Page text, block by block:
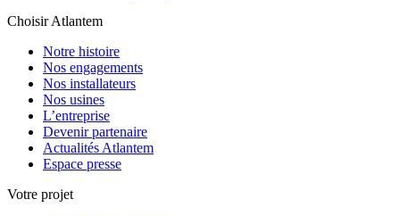
Choisir Atlantem
Notre histoire
Nos engagements
Nos installateurs
Nos usines
L’entreprise
Devenir partenaire
Actualités Atlantem
Espace presse
Votre projet